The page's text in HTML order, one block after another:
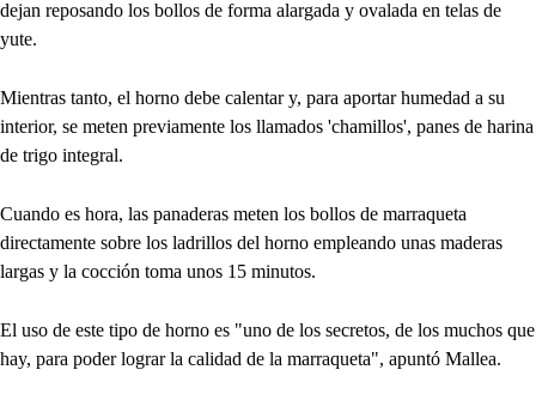
dejan reposando los bollos de forma alargada y ovalada en telas de
yute.
Mientras tanto, el horno debe calentar y, para aportar humedad a su
interior, se meten previamente los llamados 'chamillos', panes de harina
de trigo integral.
Cuando es hora, las panaderas meten los bollos de marraqueta
directamente sobre los ladrillos del horno empleando unas maderas
largas y la cocción toma unos 15 minutos.
El uso de este tipo de horno es "uno de los secretos, de los muchos que
hay, para poder lograr la calidad de la marraqueta", apuntó Mallea.